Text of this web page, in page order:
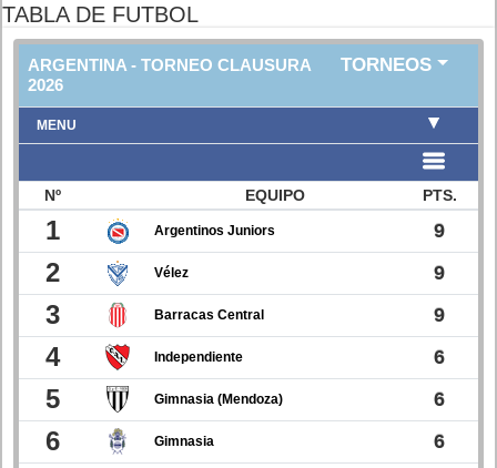
TABLA DE FUTBOL